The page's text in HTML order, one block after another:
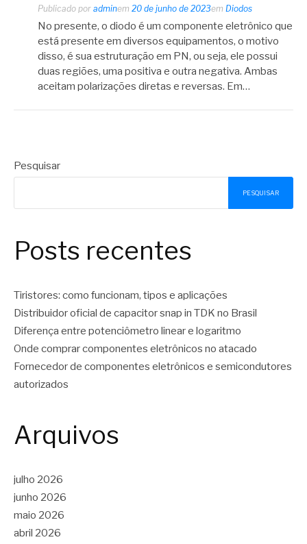
Publicado por adminem 20 de junho de 2023em Diodos
No presente, o diodo é um componente eletrônico que
está presente em diversos equipamentos, o motivo
disso, é sua estruturação em PN, ou seja, ele possui
duas regiões, uma positiva e outra negativa. Ambas
aceitam polarizações diretas e reversas. Em…
Pesquisar
PESQUISAR
Posts recentes
Tiristores: como funcionam, tipos e aplicações
Distribuidor oficial de capacitor snap in TDK no Brasil
Diferença entre potenciômetro linear e logaritmo
Onde comprar componentes eletrônicos no atacado
Fornecedor de componentes eletrônicos e semicondutores
autorizados
Arquivos
julho 2026
junho 2026
maio 2026
abril 2026